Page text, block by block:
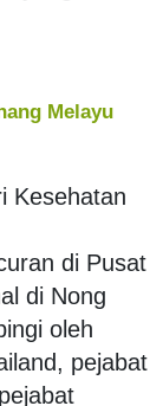
Melayu
Kesehatan
di Pusat
di Nong
oleh
pejabat